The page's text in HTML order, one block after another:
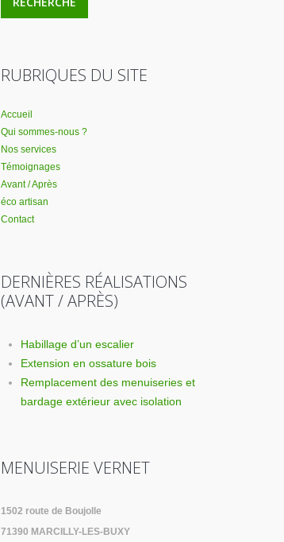
RUBRIQUES DU SITE
Accueil
Qui sommes-nous ?
Nos services
Témoignages
Avant / Après
éco artisan
Contact
DERNIÈRES RÉALISATIONS
(AVANT / APRÈS)
Habillage d’un escalier
Extension en ossature bois
Remplacement des menuiseries et
bardage extérieur avec isolation
MENUISERIE VERNET
1502 route de Boujolle
71390 MARCILLY-LES-BUXY